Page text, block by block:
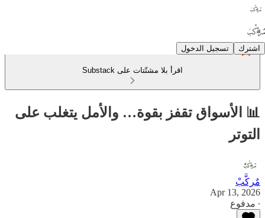
اشترك تسجيل الدخول
اقرأ بلا مشتّتات على Substack
📊 الأسواق تقفز بقوة… والأمل يتغلب على
التوتر
مٌركَّبْ
Apr 13, 2026
∙ مدفوع